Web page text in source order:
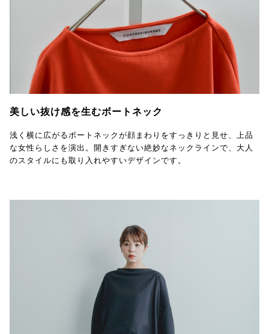
美しい抜け感を生むボートネック
浅く横に広がるボートネックが顔まわりをすっきりと見せ、上品
な女性らしさを演出。開きすぎない絶妙なネックラインで、大人
のスタイルにも取り入れやすいデザインです。